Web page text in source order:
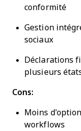
conformité
Gestion
sociaux
Déclarations
plusieurs
Cons:
Moins
workflows